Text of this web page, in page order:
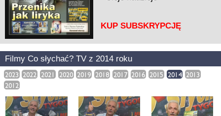
KUP SUBSKRYPCJĘ
Filmy Co słychać? TV z 2014 roku
2023 2022 2021 2020 2019 2018 2017 2016 2015 2014 2013
2012